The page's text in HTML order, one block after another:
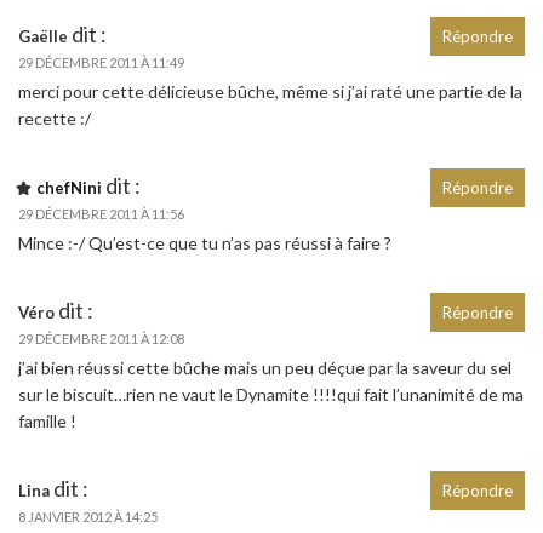
Gaëlle dit :
29 DÉCEMBRE 2011 À 11:49
merci pour cette délicieuse bûche, même si j’ai raté une partie de la
recette :/
Répondre
chefNini dit :
29 DÉCEMBRE 2011 À 11:56
Mince :-/ Qu’est-ce que tu n’as pas réussi à faire ?
Répondre
Véro dit :
29 DÉCEMBRE 2011 À 12:08
j’ai bien réussi cette bûche mais un peu déçue par la saveur du sel
sur le biscuit…rien ne vaut le Dynamite !!!!qui fait l’unanimité de ma
famille !
Répondre
Lina dit :
8 JANVIER 2012 À 14:25
Répondre